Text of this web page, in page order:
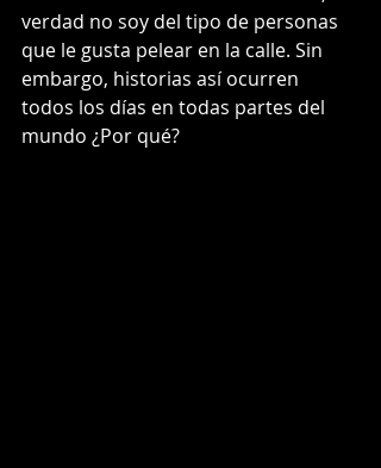
verdad no soy del tipo de personas
que le gusta pelear en la calle. Sin
embargo, historias así ocurren
todos los días en todas partes del
mundo ¿Por qué?